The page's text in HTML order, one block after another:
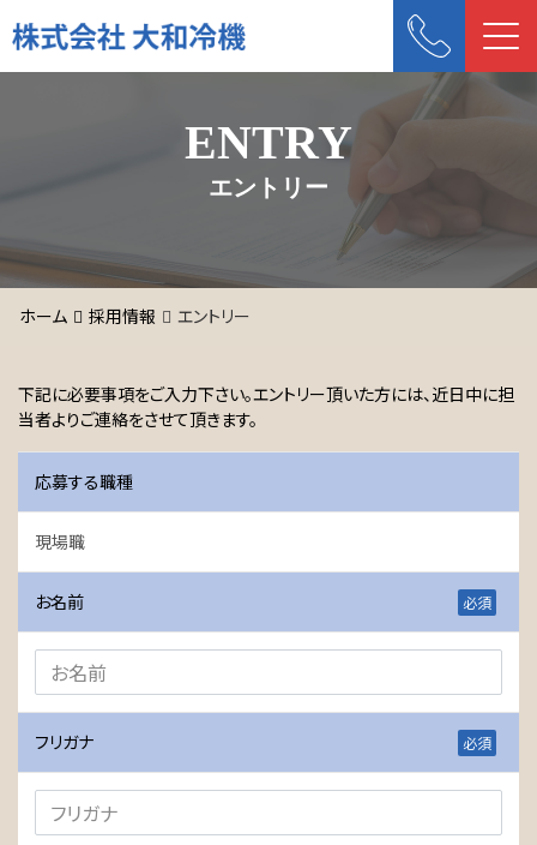
ENTRY
エントリー
ホーム 採用情報 エントリー
下記に必要事項をご入力下さい。エントリー頂いた方には、近日中に担
当者よりご連絡をさせて頂きます。
応募する職種
現場職
お名前
フリガナ